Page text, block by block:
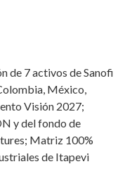
de 7 activos de Sanofi
México,
Visión 2027;
y del fondo de
Matriz 100%
de Itapevi